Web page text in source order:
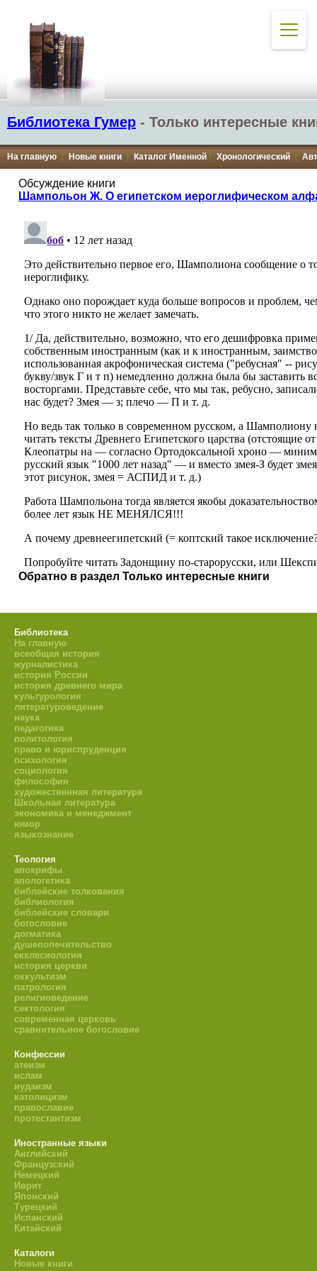
Библиотека Гумер - Только интересные
На главную Новые книги Каталог Именной Хронологический
Обсуждение книги
Шампольон Ж. О египетском иероглифическом
Обратно в раздел Только интересные книги
Библиотека
На главную
всеобщая история
журналистика
история России
история древнего мира
культурология
литературоведение
наука
педагогика
политология
право и юриспруденция
психология
социология
философия
художественная литература
Школьная литература
экономика и менеджмент
юмор
языкознание
Теология
апокрифы
апологетика
библейские толкования
библиология
библейские словари
богословие
догматика
душепопечительство
екклесиология
история церкви
оккультизм
патрология
религиоведение
сектология
современная церковь
сравнительное богословие
Конфессии
атеизм
ислам
иудаизм
католицизм
православие
протестантизм
Иностранные языки
Английский
Французский
Немецкий
Иврит
Японский
Турецкий
Испанский
Китайский
Каталоги
Новые книги